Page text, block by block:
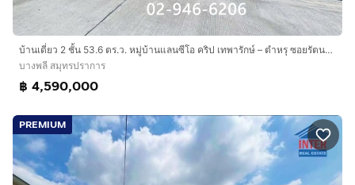
บ้านเดี่ยว 2 ชั้น 53.6 ตร.ว. หมู่บ้านแลนซีโอ คริป เทพารักษ์ – ตำหรุ ซอยรัตนโชค6 ถนนตำหรุ-บางพลี ตำบลบางพลีใหญ่ บางพลี สมุทรปราการ
บางพลี สมุทรปราการ
฿ 4,590,000
PREMIUM